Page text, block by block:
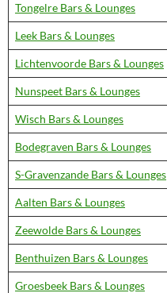
Tongelre Bars & Lounges
Leek Bars & Lounges
Lichtenvoorde Bars & Lounges
Nunspeet Bars & Lounges
Wisch Bars & Lounges
Bodegraven Bars & Lounges
S-Gravenzande Bars & Lounges
Aalten Bars & Lounges
Zeewolde Bars & Lounges
Benthuizen Bars & Lounges
Groesbeek Bars & Lounges